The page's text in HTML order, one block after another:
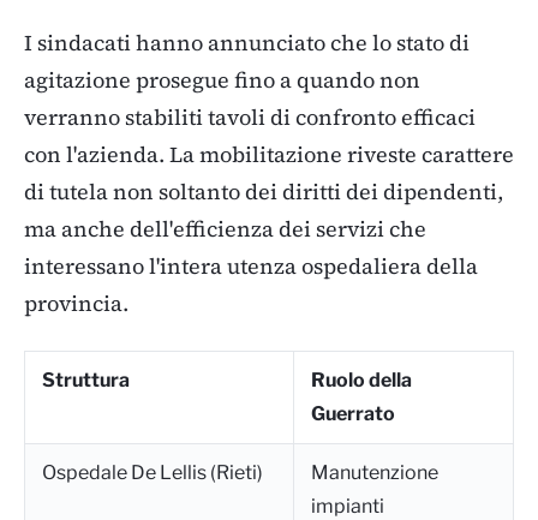
I sindacati hanno annunciato che lo stato di
agitazione prosegue fino a quando non
verranno stabiliti tavoli di confronto efficaci
con l'azienda. La mobilitazione riveste carattere
di tutela non soltanto dei diritti dei dipendenti,
ma anche dell'efficienza dei servizi che
interessano l'intera utenza ospedaliera della
provincia.
Struttura
Ruolo della
Guerrato
Ospedale De Lellis (Rieti)
Manutenzione
impianti